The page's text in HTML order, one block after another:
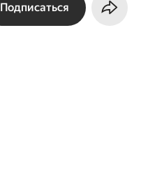
Подписаться